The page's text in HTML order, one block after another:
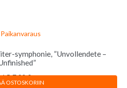
symphonie, ”Unvollendete –
LP7,00€
OSTOSKORIIN